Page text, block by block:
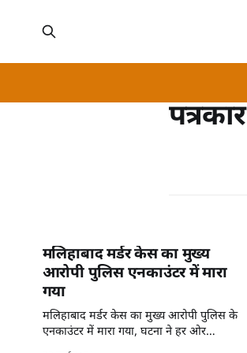
पत्रकार
मलिहाबाद मर्डर केस का मुख्य
आरोपी पुलिस एनकाउंटर में मारा
गया
मलिहाबाद मर्डर केस का मुख्य आरोपी पुलिस के
एनकाउंटर में मारा गया, घटना ने हर ओर
खलबली मचा दी है।